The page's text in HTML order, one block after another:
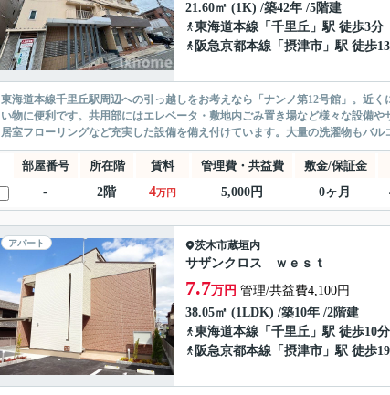
21.60㎡ (1K) /築42年 /5階建
東海道本線 「 千里丘 」駅 徒歩3分
阪急京都本線 「 摂津市 」駅 徒歩
東海道本線千里丘駅周辺への引っ越しをお考えなら「ナンノ第12号館」。近
い物に便利です。共用部にはエレベータ・敷地内ごみ置き場など様々な設備
居室フローリングなど充実した設備を備え付けています。大量の洗濯物もバ
部屋番号 所在階 賃料 管理費・共益費 敷金/保証金
-
2階 4万円 5,000円 0ヶ月
アパート 茨木市蔵垣内
サザンクロス ｗｅｓｔ
7.7万円 管理/共益費4,100円
38.05㎡ (1LDK) /築10年 /2階建
東海道本線 「 千里丘 」駅 徒歩10分
阪急京都本線 「 摂津市 」駅 徒歩